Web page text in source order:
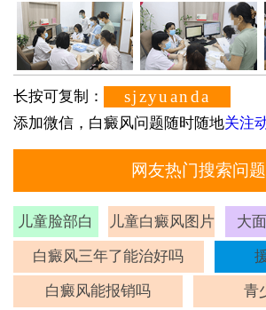
长按可复制： sjzyuanda
添加微信，白癜风问题随时随地关注
网友热门搜索问题
儿童脸部白
斑
儿童白癜风图片 大
白癜风三年了能治好吗
白癜风能报销吗 青